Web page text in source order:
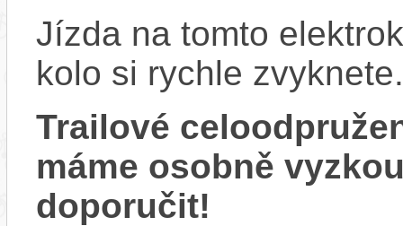
Jízda na tomto
kolo si rychle zvyknete.
Trailové
máme osobně
doporučit!